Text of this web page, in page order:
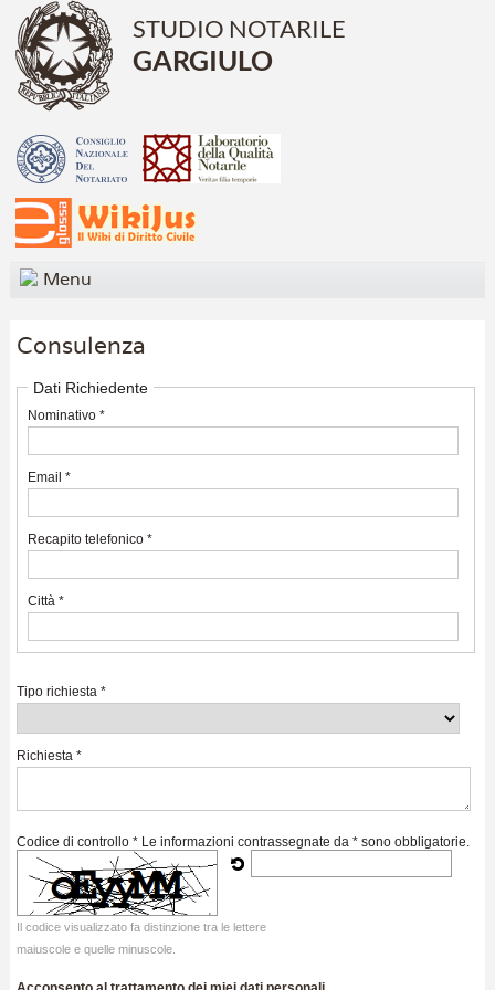
STUDIO NOTARILE
GARGIULO
Menu
Consulenza
Dati Richiedente
Nominativo *
Email *
Recapito telefonico *
Città *
Tipo richiesta *
Richiesta *
Codice di controllo *
Il codice visualizzato fa distinzione tra le lettere
maiuscole e quelle minuscole.
Le informazioni contrassegnate da * sono obbligatorie.